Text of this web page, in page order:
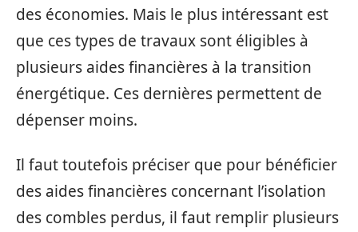
des économies. Mais le plus intéressant est
que ces types de travaux sont éligibles à
plusieurs aides financières à la transition
énergétique. Ces dernières permettent de
dépenser moins.
Il faut toutefois préciser que pour bénéficier
des aides financières concernant l’isolation
des combles perdus, il faut remplir plusieurs